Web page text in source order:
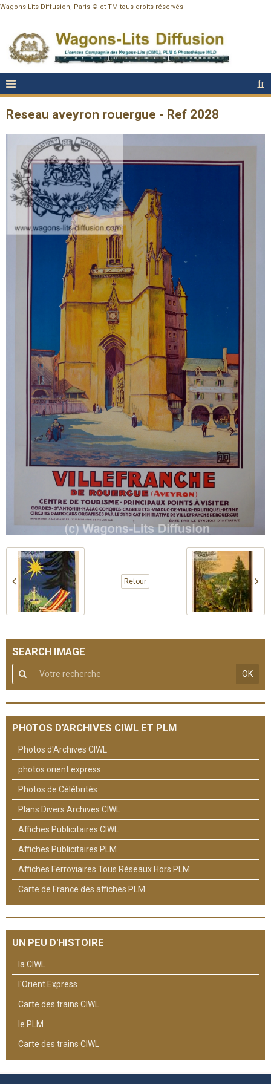
Wagons-Lits Diffusion, Paris © et TM tous droits réservés
fr
Reseau aveyron rouergue - Ref 2028
Retour
SEARCH IMAGE
OK
PHOTOS D'ARCHIVES CIWL ET PLM
Photos d'Archives CIWL
photos orient express
Photos de Célébrités
Plans Divers Archives CIWL
Affiches Publicitaires CIWL
Affiches Publicitaires PLM
Affiches Ferroviaires Tous Réseaux Hors PLM
Carte de France des affiches PLM
UN PEU D'HISTOIRE
la CIWL
l'Orient Express
Carte des trains CIWL
le PLM
Carte des trains CIWL